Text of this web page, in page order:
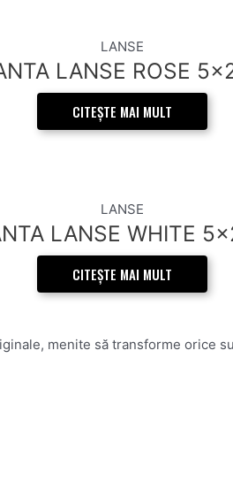
LANSE
LANSE ROSE
CITEȘTE MAI MULT
LANSE
LANSE WHITE
CITEȘTE MAI MULT
menite să transforme orice